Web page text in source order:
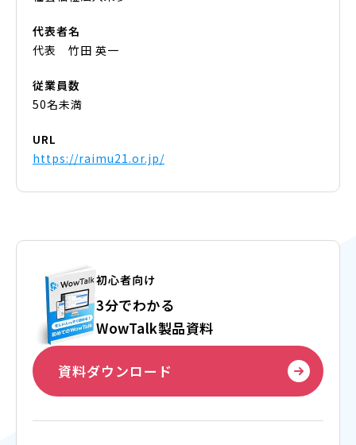
代表者名
代表 竹田 英一
従業員数
50名未満
URL
https://raimu21.or.jp/
初心者向け
3分でわかる
WowTalk製品資料
資料ダウンロード